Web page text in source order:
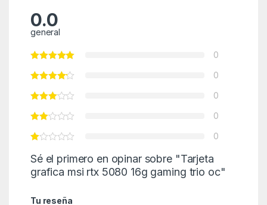
0.0
general
0
0
0
0
0
Sé el primero en opinar sobre "Tarjeta
grafica msi rtx 5080 16g gaming trio oc"
Tu reseña